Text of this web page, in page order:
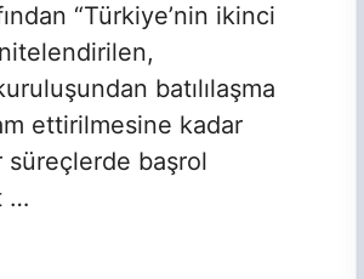
“Türkiye’nin ikinci
batılılaşma
ettirilmesine kadar
başrol
…